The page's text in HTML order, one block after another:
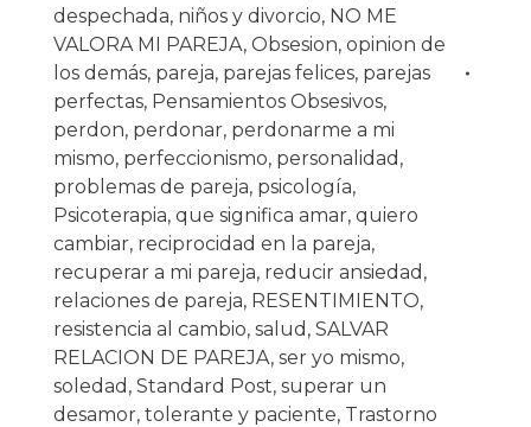
despechada, niños y divorcio, NO ME
VALORA MI PAREJA, Obsesion, opinion de
los demás, pareja, parejas felices, parejas
perfectas, Pensamientos Obsesivos,
perdon, perdonar, perdonarme a mi
mismo, perfeccionismo, personalidad ,
problemas de pareja, psicología,
Psicoterapia, que significa amar, quiero
cambiar, reciprocidad en la pareja,
recuperar a mi pareja, reducir ansiedad ,
relaciones de pareja, RESENTIMIENTO,
resistencia al cambio, salud , SALVAR
RELACION DE PAREJA, ser yo mismo,
soledad , Standard Post, superar un
desamor, tolerante y paciente, Trastorno